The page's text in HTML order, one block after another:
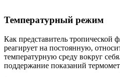
Температурный режим
Как представитель тропической
реагирует на постоянную,
температурную среду вокруг
поддержание показаний